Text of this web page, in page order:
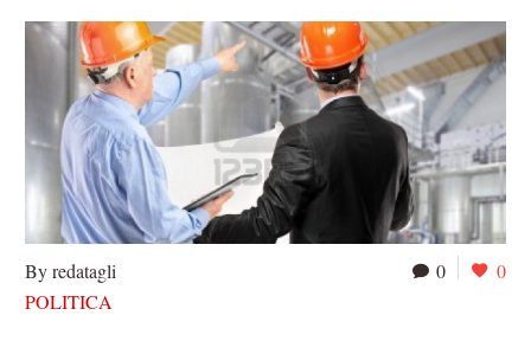
0 0
By redatagli
POLITICA